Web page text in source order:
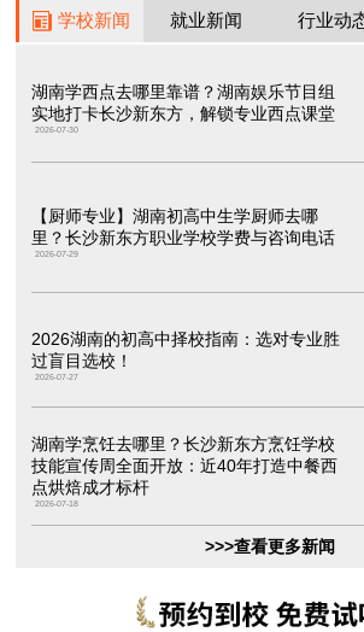
学校新闻 就业新闻 行业动
湖南学西点去哪里靠谱？湖南娱乐节目组
实地打卡长沙新东方，解锁专业西点课堂
2026-07-30
【厨师专业】湖南初高中生学厨师去哪
里？长沙新东方职业学校学费与咨询电话
2026-07-29
2026湖南的初高中择校指南：选对专业胜
过盲目选校！
2026-07-27
湖南学烹饪去哪里？长沙新东方烹饪学校
技能宣传周全面开放：近40年打造中餐西
点烘焙成才标杆
2026-07-18
>>>查看更多新闻